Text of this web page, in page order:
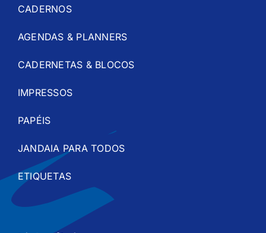
CADERNOS
AGENDAS & PLANNERS
CADERNETAS & BLOCOS
IMPRESSOS
PAPÉIS
JANDAIA PARA TODOS
ETIQUETAS